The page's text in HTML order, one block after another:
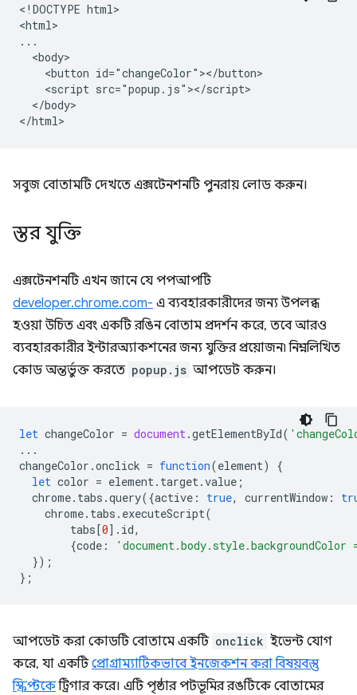
<!DOCTYPE html>
<html>
...
  <body>
    <button id="changeColor"></button>
    <script src="popup.js"></script>
  </body>
সবুজ বোতামটি দেখতে এক্সটেনশনটি পুনরায় লোড করুন।
স্তর যুক্তি
এক্সটেনশনটি এখন জানে যে পপআপটি
developer.chrome.com- এ ব্যবহারকারীদের জন্য উপলব্ধ
হওয়া উচিত এবং একটি রঙিন বোতাম প্রদর্শন করে, তবে আরও
ব্যবহারকারীর ইন্টারঅ্যাকশনের জন্য যুক্তির প্রয়োজন৷ নিম্নলিখিত
কোড অন্তর্ভুক্ত করতে popup.js আপডেট করুন।
let changeColor = document .getElementById(
...
changeColor .onclick = function(element)
{
let color = element . target .value ;
chrome. tabs .query({active : true, currentWindow :
chrome. tabs . executeScript(
tabs[0]. id,
{code :
});
};
আপডেট করা কোডটি বোতামে একটি onclick ইভেন্ট যোগ
করে, যা একটিপ্রোগ্রাম্যাটিকভাবে ইনজেকশন করা বিষয়বস্তু
স্ক্রিপ্টকেট্রিগার করে। এটি পৃষ্ঠার পটভূমির রঙটিকে বোতামের